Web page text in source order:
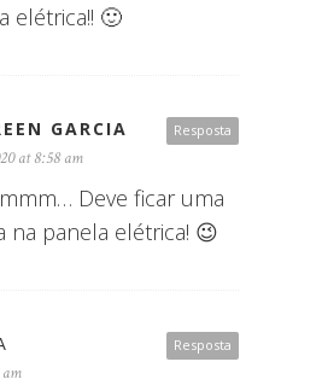
elétrica!! 🙂
Resposta
GARCIA
at 8:58 am
Deve ficar uma
na panela elétrica! 😉
Resposta